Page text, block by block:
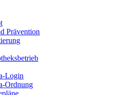
Prävention
Login
Ordnung